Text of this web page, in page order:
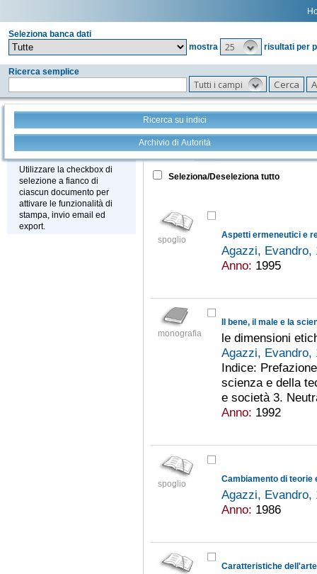
Seleziona banca dati
mostra
25 risultati per
Ricerca semplice
Tutti i campi
Ricerca su indici
Archivio di Autorità
Stampa - Email - Export
Utilizzare la checkbox di
selezione a fianco di
ciascun documento per
attivare le funzionalità di
stampa, invio email ed
export.
Tutto +
Seleziona/Deseleziona tutto
spoglio
Agazzi,
Anno: 1995
monografia
Il bene, il male e la
le dimensioni
Agazzi,
Indice:
scienza e della
e società 3.
Anno: 1992
spoglio Cambiamento di teorie
Agazzi,
Anno: 1986